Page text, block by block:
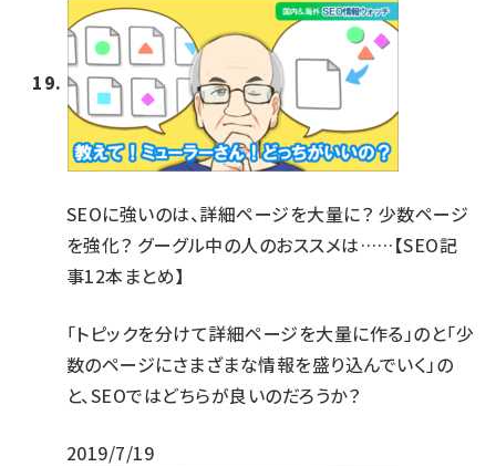
SEOに強いのは、詳細ページを大量に？ 少数ページ
を強化？ グーグル中の人のおススメは……【SEO記
事12本まとめ】
「トピックを分けて詳細ページを大量に作る」のと「少
数のページにさまざまな情報を盛り込んでいく」の
と、SEOではどちらが良いのだろうか？
2019/7/19